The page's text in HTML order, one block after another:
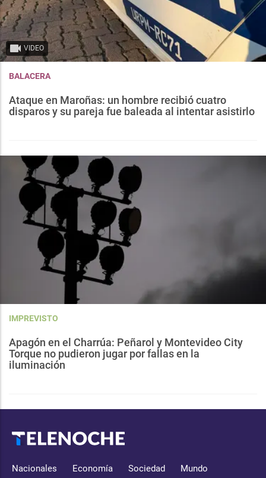
VIDEO
BALACERA
Ataque en Maroñas: un hombre recibió cuatro
disparos y su pareja fue baleada al intentar asistirlo
IMPREVISTO
Apagón en el Charrúa: Peñarol y Montevideo City
Torque no pudieron jugar por fallas en la
iluminación
Nacionales Economía Sociedad Mundo